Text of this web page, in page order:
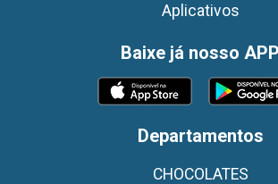
Aplicativos
Baixe já nosso APP
Departamentos
CHOCOLATES